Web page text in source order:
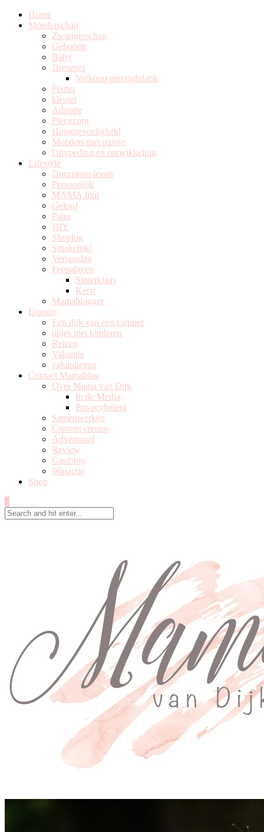
Home
Moederschap
Zwangerschap
Geboorte
Baby
Dreumes
Verkoop meerijdplank
Peuter
kleuter
Adoptie
Pleegzorg
Hooggevoeligheid
Moeders met passie
Opvoeding en ontwikkeling
Lifestyle
Duurzaam leven
Persoonlijk
MAMA.lijnt
Geloof
Papa
DIY
Shoplog
Smakelijk!
Verjaardag
Feestdagen
Sinterklaas
Kerst
Mamablogger
Eropuit
Een dijk van een camper
uitjes met kinderen
Reizen
Vakantie
vakantietips
Contact Mamablog
Over Mama van Dijk
In de Media
Privacybeleid
Samenwerken
Content creator
Advertorial
Review
Gastblog
Winactie
Shop